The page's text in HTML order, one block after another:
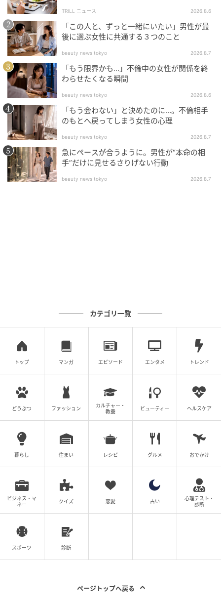
義父の厳しい言葉にアサヒはどんどん小さくなってい
きます。義母はアサヒの情けない姿を見て、目から涙
をこぼし始めました。「ごめんね……」と繰り返す義母
の悲しそうな声に私も感情がこみ上げてきて、思わず
ぽろぽろと涙を流してしまいました。
出典：select.mamastar.jp
育児は母親の仕事だと主張するアサヒに、私は呆然。
義父が家事はどうしているのかと聞くと、アサヒは
「家事のあいだはリクトを見てやってる」と主張しま
義父はさらに厳しい言葉を投げかけ、義母はアサヒの
情けなさに涙します。その姿を見て私も涙が止まらな
くなりました。
義父は激昂し、アサヒに謝罪を促しました。震えなが
元に作成しています。
TRILL ニュース 2026.8.6
「この人と、ずっと一緒にいたい」男性が最
後に選ぶ女性に共通する３つのこと
beauty news tokyo 2026.8.7
「もう限界かも…」不倫中の女性が関係を終
わらせたくなる瞬間
beauty news tokyo 2026.8.6
「もう会わない」と決めたのに…。不倫相手
のもとへ戻ってしまう女性の心理
beauty news tokyo 2026.8.7
急にペースが合うように。男性が“本命の相
手”だけに見せるさりげない行動
beauty news tokyo 2026.8.7
カテゴリ一覧
トップ マンガ エピソード エンタメ トレンド
どうぶつ ファッション
カルチャー・
教養
ビューティー ヘルスケア
暮らし 住まい レシピ グルメ おでかけ
ビジネス・マ
ネー
クイズ 恋愛 占い
心理テスト・
診断
スポーツ 診断
ページトップへ戻る